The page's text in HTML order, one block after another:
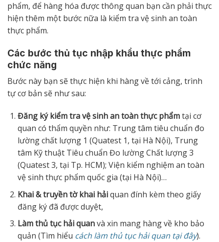
phẩm, để hàng hóa được thông quan bạn cần phải thực
hiện thêm một bước nữa là kiểm tra vệ sinh an toàn
thực phẩm.
Các bước thủ tục nhập khẩu thực phẩm
chức năng
Bước này bạn sẽ thực hiện khi hàng về tới cảng, trình
tự cơ bản sẽ như sau:
Đăng ký kiểm tra vệ sinh an toàn thực phẩmtại cơ
quan có thẩm quyền như: Trung tâm tiêu chuẩn đo
lường chất lượng 1 (Quatest 1, tại Hà Nội), Trung
tâm Kỹ thuật Tiêu chuẩn Đo lường Chất lượng 3
(Quatest 3, tại Tp. HCM); Viện kiểm nghiệm an toàn
vệ sinh thực phẩm quốc gia (tại Hà Nội)…
Khai & truyền tờ khai hảiquan đính kèm theo giấy
đăng ký đã được duyệt,
Làm thủ tục hải quanvà xin mang hàng về kho bảo
quản (Tìm hiểu cách làm thủ tục hải quan tại đây).